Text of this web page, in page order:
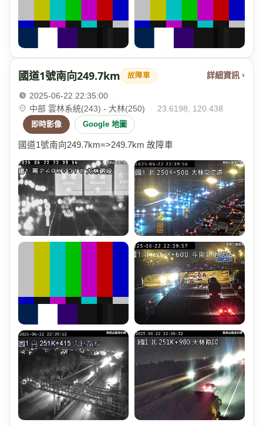
國道1號南向249.7km 故障車 詳細資訊 ›
2025-06-22 22:35:00
·
中部 雲林系統(243) - 大林(250)
· 23.6198, 120.438
即時影像 Google 地圖
國道1號南向249.7km=>249.7km 故障車